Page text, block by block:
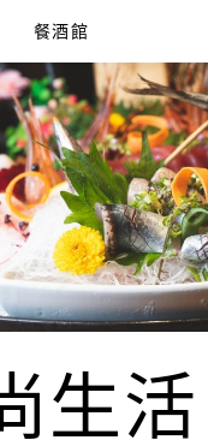
餐酒館
生活